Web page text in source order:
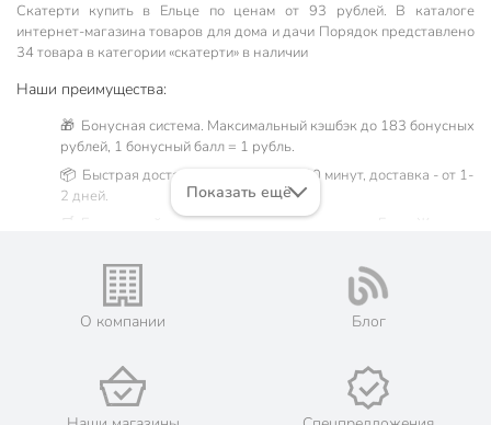
Скатерти купить в Ельце по ценам от 93 рублей. В каталоге
интернет-магазина товаров для дома и дачи Порядок представлено
34 товара в категории «скатерти» в наличии
Наши преимущества:
🎁 Бонусная система. Максимальный кэшбэк до 183 бонусных
рублей, 1 бонусный балл = 1 рубль.
📦 Быстрая доставка. Самовывоз от 60 минут, доставка - от 1-
2 дней.
🛒 Бесплатный самовывоз из магазинов города Елец. Жители
на официальном сайте сети магазинов Порядок. Мы
предлагаем бесплатную курьерскую доставку для товара
«скатерти» при заказе от 3000 рублей в такие города, как:
Задонск, Лебедянь, Чаплыгин, Большие Извалы, Воронец,
💳 Оплата: онлайн на сайте интернет-гипермаркета или
наличными при получении.
Показать ещё
О компании Блог